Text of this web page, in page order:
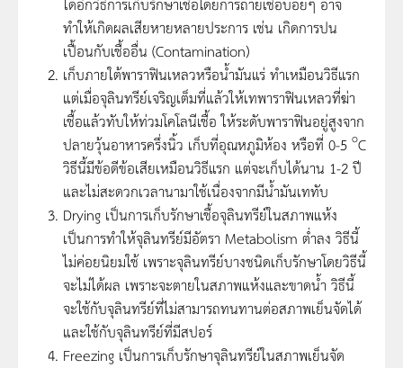
ทำให้เกิดผลเสียหายหลายประการ เช่น เกิดการปน
เปื้อนกับเชื้ออื่น (Contamination)
เก็บภายใต้พาราฟินเหลวหรือน้ำมันแร่ ทำเหมือนวิธีแรก
แต่เมื่อจุลินทรีย์เจริญเต็มที่แล้วให้เทพาราฟินเหลวที่ฆ่า
เชื้อแล้วทับให้ท่วมโคโลนีเชื้อ ให้ระดับพาราฟินอยู่สูงจาก
ปลายวุ้นอาหารครึ่งนิ้ว เก็บที่อุณหภูมิห้อง หรือที่ 0-5 oC
วิธีนี้มีข้อดีข้อเสียเหมือนวิธีแรก แต่จะเก็บได้นาน 1-2 ปี
และไม่สะดวกเวลานามาใช้เนื่องจากมีน้ำมันเททับ
Drying เป็นการเก็บรักษาเชื้อจุลินทรีย์ในสภาพแห้ง
เป็นการทำให้จุลินทรีย์มีอัตรา Metabolism ต่ำลง วิธีนี้
ไม่ค่อยนิยมใช้ เพราะจุลินทรีย์บางชนิดเก็บรักษาโดยวิธีนี้
จะไม่ได้ผล เพราะจะตายในสภาพแห้งและขาดน้ำ วิธีนี้
จะใช้กับจุลินทรีย์ที่ไม่สามารถทนทานต่อสภาพเย็นจัดได้
และใช้กับจุลินทรีย์ที่มีสปอร์
Freezing เป็นการเก็บรักษาจุลินทรีย์ในสภาพเย็นจัด